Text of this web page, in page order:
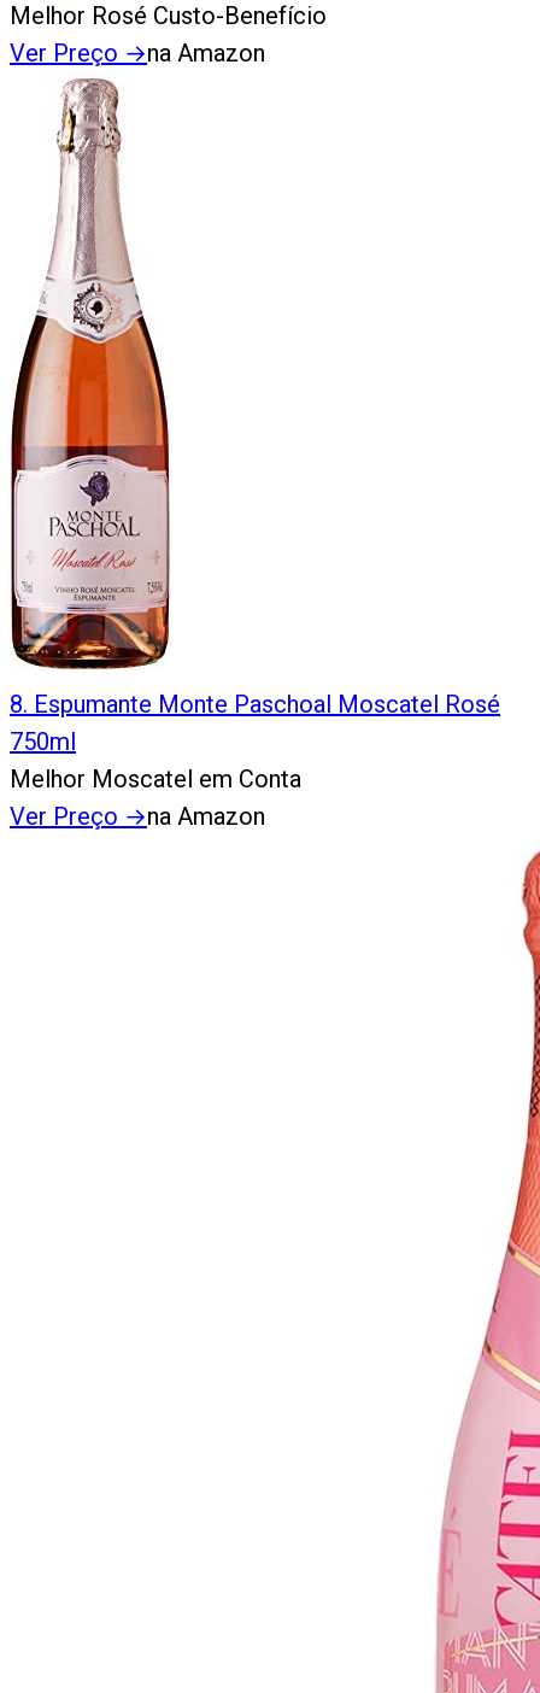
Melhor Rosé Custo-Benefício
Ver Preço →na Amazon
8. Espumante Monte Paschoal Moscatel Rosé
750ml
Melhor Moscatel em Conta
Ver Preço →na Amazon